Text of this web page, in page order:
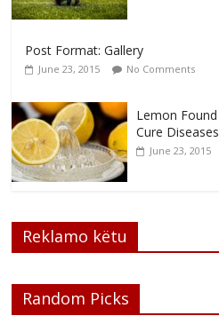
Post Format: Gallery
June 23, 2015 No Comments
Lemon
Cure Diseases
June 23, 2015
Reklamo këtu
Random Picks